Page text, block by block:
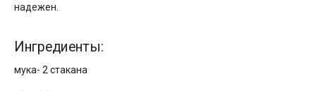
надежен.
Ингредиенты:
мука- 2 стакана